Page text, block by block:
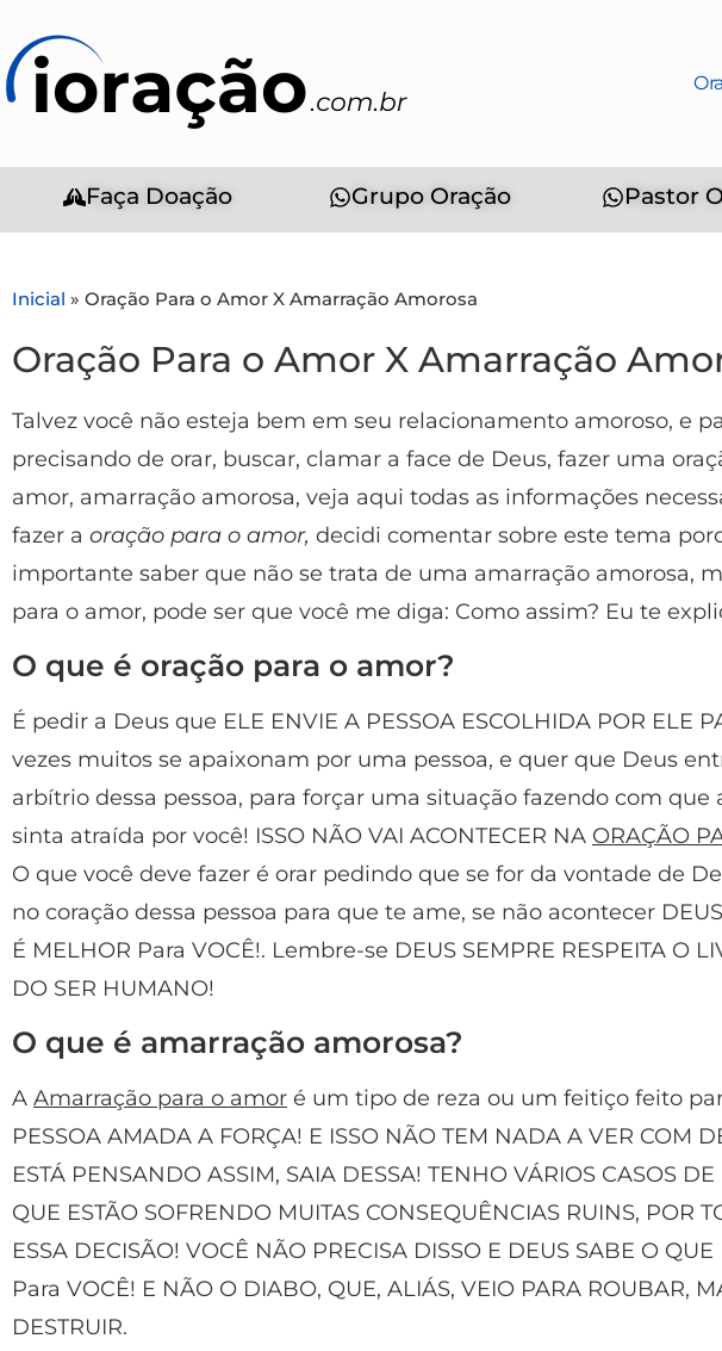
Faça Doação Grupo Oração Pastor
Inicial » Oração Para o Amor X Amarração Amorosa
Oração Para o Amor X Amarração
Talvez você não esteja bem em seu relacionamento amoroso, e
precisando de orar, buscar, clamar a face de Deus, fazer uma
amor, amarração amorosa, veja aqui todas as informações
fazer a oração para o amor, decidi comentar sobre este tema
importante saber que não se trata de uma amarração amorosa,
para o amor, pode ser que você me diga: Como assim? Eu te
O que é oração para o amor?
É pedir a Deus que ELE ENVIE A PESSOA ESCOLHIDA POR ELE
vezes muitos se apaixonam por uma pessoa, e quer que Deus
arbítrio dessa pessoa, para forçar uma situação fazendo com que
sinta atraída por você! ISSO NÃO VAI ACONTECER NA ORAÇÃO
O que você deve fazer é orar pedindo que se for da vontade de
no coração dessa pessoa para que te ame, se não acontecer
É MELHOR Para VOCÊ!. Lembre-se DEUS SEMPRE RESPEITA O
DO SER HUMANO!
O que é amarração amorosa?
A Amarração para o amor é um tipo de reza ou um feitiço feito
PESSOA AMADA A FORÇA! E ISSO NÃO TEM NADA A VER COM
ESTÁ PENSANDO ASSIM, SAIA DESSA! TENHO VÁRIOS CASOS DE
QUE ESTÃO SOFRENDO MUITAS CONSEQUÊNCIAS RUINS, POR
ESSA DECISÃO! VOCÊ NÃO PRECISA DISSO E DEUS SABE O
Para VOCÊ! E NÃO O DIABO, QUE, ALIÁS, VEIO PARA ROUBAR,
DESTRUIR.